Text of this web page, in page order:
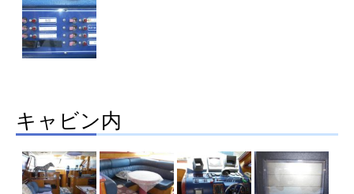
キャビン内